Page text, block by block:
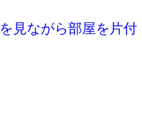
見ながら部屋を片付